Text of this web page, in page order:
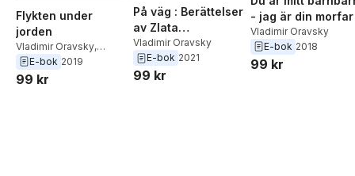
Flykten under
jorden
Vladimir Oravsky,
Daniel Malmén
Peter Larsen
E-bok 2019
99 kr
På väg : Berättelser
av Zlata
Ibrahimovic
Vladimir Oravsky
E-bok 2021
99 kr
- jag är din morfar
Vladimir Oravsky
E-bok 2018
99 kr